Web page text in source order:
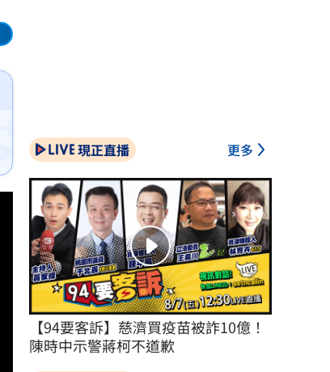
現正直播 更多
【94要客訴】慈濟買疫苗被詐10億！
陳時中示警蔣柯不道歉